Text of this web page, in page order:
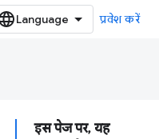
प्रवेश करें
इस पेज पर, यह